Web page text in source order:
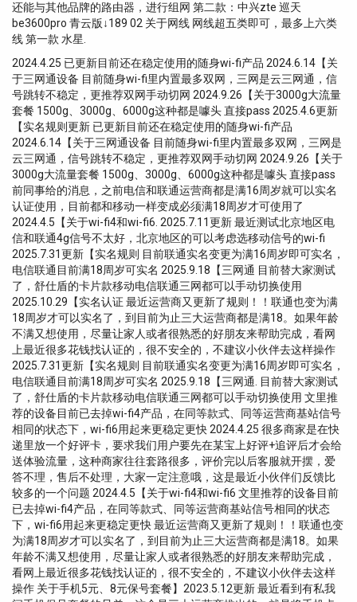
还能与其他品牌的路由器，进行组网 第二款：中兴zte 巡天
be3600pro 青云版↓189 02 关于网线 网线超五类即可，最多上六类
线 第一款 水星.
2024.4.25 已更新目前还在稳定使用的随身wi-fi产品 2024.6.14【关
于三网通设备 目前随身wi-fi里内置最多双网，三网是云三网通，信
号跳转不稳定，更推荐双网手动切网 2024.9.26【关于3000g大流量
套餐 1500g、3000g、6000g这种都是噱头 直接pass 2025.4.6更新
【实名规则更新 已更新目前还在稳定使用的随身wi-fi产品
2024.6.14【关于三网通设备 目前随身wi-fi里内置最多双网，三网是
云三网通，信号跳转不稳定，更推荐双网手动切网 2024.9.26【关于
3000g大流量套餐 1500g、3000g、6000g这种都是噱头 直接pass
前同事给的消息，之前电信和联通运营商都是满16周岁就可以实名
认证使用，目前都和移动一样变成必须满18周岁才可使用了
2024.4.5【关于wi-fi4和wi-fi6. 2025.7.11更新 最近测试北京地区电
信和联通4g信号不太好，北京地区的可以考虑选移动信号的wi-fi
2025.7.31更新【实名规则 目前联通实名变更为满16周岁即可实名，
电信联通目前满18周岁可实名 2025.9.18【三网通 目前替大家测试
了，舒仕盾的卡片款移动电信联通三网都可以手动切换使用
2025.10.29【实名认证 最近运营商又更新了规则！！联通也变为满
18周岁才可以实名了，到目前为止三大运营商都是满18。如果年龄
不满又想使用，尽量让家人或者很熟悉的好朋友来帮助完成，看网
上最近很多花钱找认证的，很不安全的，不建议小伙伴去这样操作
2025.7.31更新【实名规则 目前联通实名变更为满16周岁即可实名，
电信联通目前满18周岁可实名 2025.9.18【三网通. 目前替大家测试
了，舒仕盾的卡片款移动电信联通三网都可以手动切换使用 文里推
荐的设备目前已去掉wi-fi4产品，在同等款式、同等运营商基站信号
相同的状态下，wi-fi6用起来更稳定更快 2024.4.25 很多商家是在快
递里放一个好评卡，要求我们用户要先在某宝上好评+追评后才会给
送体验流量，这种商家往往套路很多，评价完以后客服就开摆，爱
答不理，售后不处理，大家一定注意哦，这是最近小伙伴们反馈比
较多的一个问题 2024.4.5【关于wi-fi4和wi-fi6 文里推荐的设备目前
已去掉wi-fi4产品，在同等款式、同等运营商基站信号相同的状态
下，wi-fi6用起来更稳定更快 最近运营商又更新了规则！！联通也变
为满18周岁才可以实名了，到目前为止三大运营商都是满18。如果
年龄不满又想使用，尽量让家人或者很熟悉的好朋友来帮助完成，
看网上最近很多花钱找认证的，很不安全的，不建议小伙伴去这样
操作 关于手机5元、8元保号套餐】2023.5.12更新 最近看到有私我